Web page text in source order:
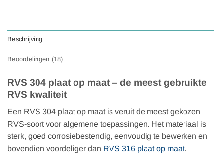
Beschrijving
Beoordelingen (18)
RVS 304 plaat op maat – de meest gebruikte
RVS kwaliteit
Een RVS 304 plaat op maat is veruit de meest gekozen
RVS-soort voor algemene toepassingen. Het materiaal is
sterk, goed corrosiebestendig, eenvoudig te bewerken en
bovendien voordeliger dan RVS 316 plaat op maat.